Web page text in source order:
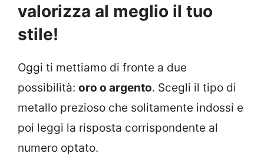
valorizza al meglio il tuo
stile!
Oggi ti mettiamo di fronte a due
possibilità: oro o argento. Scegli il tipo di
metallo prezioso che solitamente indossi e
poi leggi la risposta corrispondente al
numero optato.